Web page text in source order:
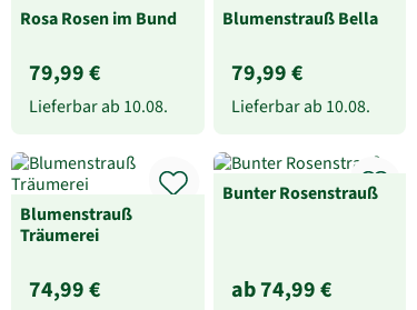
Rosa Rosen im Bund
79,99 €
Lieferbar ab 10.08.
Blumenstrauß Bella
79,99 €
Lieferbar ab 10.08.
Blumenstrauß
Träumerei
74,99 €
Bunter Rosenstrauß
ab 74,99 €